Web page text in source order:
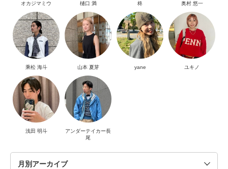
オカジマミウ 樋口 満 柊 奥村 悠一
乘松 海斗 山本 夏芽 yane ユキノ
浅田 明斗
アンダーテイカー長
尾